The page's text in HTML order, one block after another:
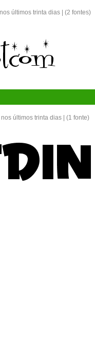
últimos trinta dias | (2 fontes)
últimos trinta dias | (1 fonte)